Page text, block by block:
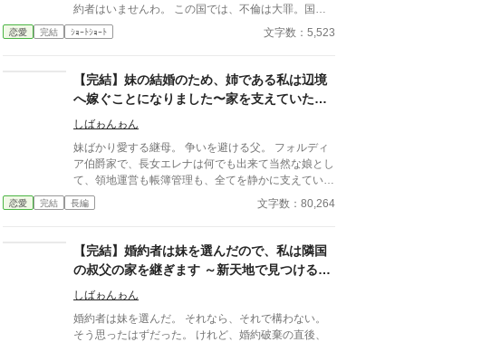
約者はいませんわ。 この国では、不倫は大罪。国教
の教義に反するため、むち打ちの上、国外追放になり
ます。 話を擦り合わせていると、夫が帰ってき
恋愛 完結 ｼｮｰﾄｼｮｰﾄ 文字数：5,523
【完結】妹の結婚のため、姉である私は辺境
へ嫁ぐことになりました〜家を支えていたの
は私だったようです〜
しばゎんゎん
妹ばかり愛する継母。 争いを避ける父。 フォルディ
ア伯爵家で、長女エレナは何でも出来て当然な娘とし
て、領地運営も帳簿管理も、全てを静かに支えてい
た。 そんなある日。 本来はエレナへの縁談だった侯
爵家との婚約は、妹へ譲られることになる。 代わり
り。 けれど…。 「これだけ働く人材を、放置してい
たのか」 辺境伯家だけは、エレナの価値を正しく見
抜いていた。 これは、便利な娘として扱われていた
令嬢が、初めてあなたが必要だと言われるまでの物
語。
恋愛 完結 長編 文字数：80,264
【完結】婚約者は妹を選んだので、私は隣国
の叔父の家を継ぎます ～新天地で見つける新
しい出会いと居場所～
しばゎんゎん
婚約者は妹を選んだ。 それなら、それで構わない。
そう思ったはずだった。 けれど、婚約破棄の直後、